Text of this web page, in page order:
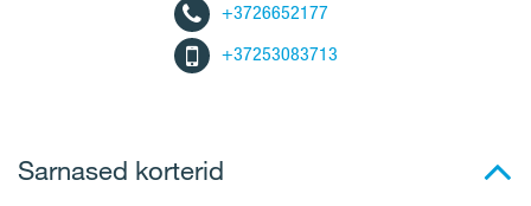
+3726652177
+37253083713
Sarnased korterid